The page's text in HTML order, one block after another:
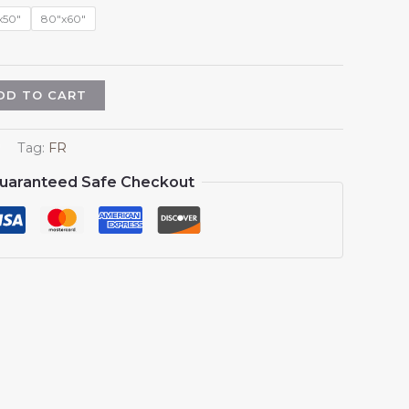
$45.98
80"x60"
TO CART
Tag: FR
Safe Checkout